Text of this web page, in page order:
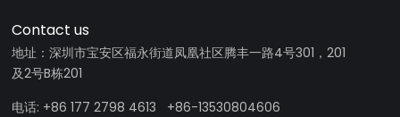
Contact us
地址：深圳市宝安区福永街道凤凰社区腾丰一路4号301，201
及2号B栋201
电话: +86 177 2798 4613 +86-13530804606